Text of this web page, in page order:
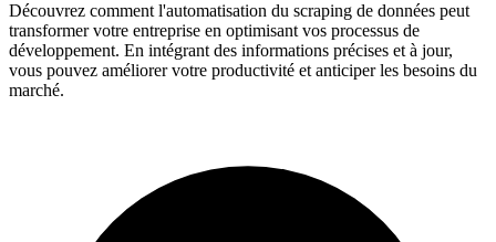
Découvrez comment l'automatisation du scraping de données peut
transformer votre entreprise en optimisant vos processus de
développement. En intégrant des informations précises et à jour,
vous pouvez améliorer votre productivité et anticiper les besoins du
marché.